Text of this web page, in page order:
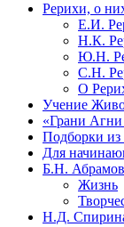
Рерихи, о
Е.И.
Н.К.
Ю.Н.
С.Н.
О
Учение
«Грани
Подборки
Для
Б.Н. Абрамов
Жизнь
Н.Д.